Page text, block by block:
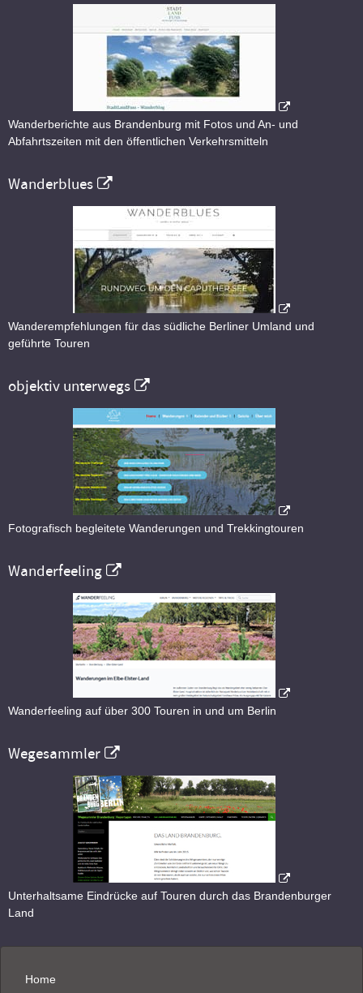
Wanderberichte aus Brandenburg mit Fotos und An- und
Abfahrtszeiten mit den öffentlichen Verkehrsmitteln
Wanderblues
Wanderempfehlungen für das südliche Berliner Umland und
geführte Touren
objektiv unterwegs
Fotografisch begleitete Wanderungen und Trekkingtouren
Wanderfeeling
Wanderfeeling auf über 300 Touren in und um Berlin
Wegesammler
Unterhaltsame Eindrücke auf Touren durch das Brandenburger
Land
Home